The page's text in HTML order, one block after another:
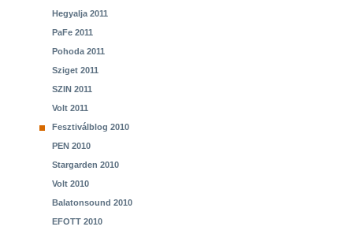
Hegyalja 2011
PaFe 2011
Pohoda 2011
Sziget 2011
SZIN 2011
Volt 2011
Fesztiválblog 2010
PEN 2010
Stargarden 2010
Volt 2010
Balatonsound 2010
EFOTT 2010